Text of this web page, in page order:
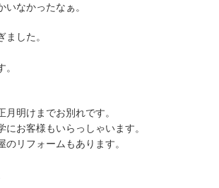
いなかったなぁ。
ました。
月明けまでお別れです。
にお客様もいらっしゃいます。
のリフォームもあります。